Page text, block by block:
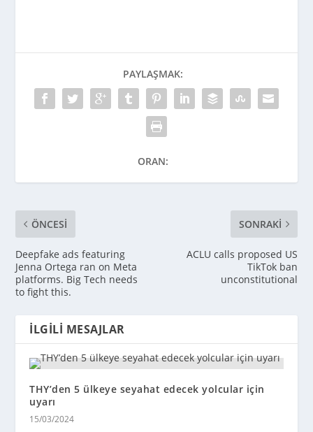
PAYLAŞMAK:
ORAN:
ÖNCESI
Deepfake ads featuring
Jenna Ortega ran on Meta
platforms. Big Tech needs
to fight this.
SONRAKI
ACLU calls proposed US
TikTok ban
unconstitutional
İLGILI MESAJLAR
THY’den 5 ülkeye seyahat edecek yolcular için
uyarı
15/03/2024